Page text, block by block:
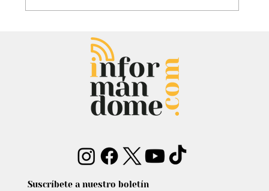
Estatua de John Lennon, que era de
Carlos Lehder, regresó al Quindío y
reabrió debate sobre memoria y
narcotráfico
Suscríbete a nuestro boletín